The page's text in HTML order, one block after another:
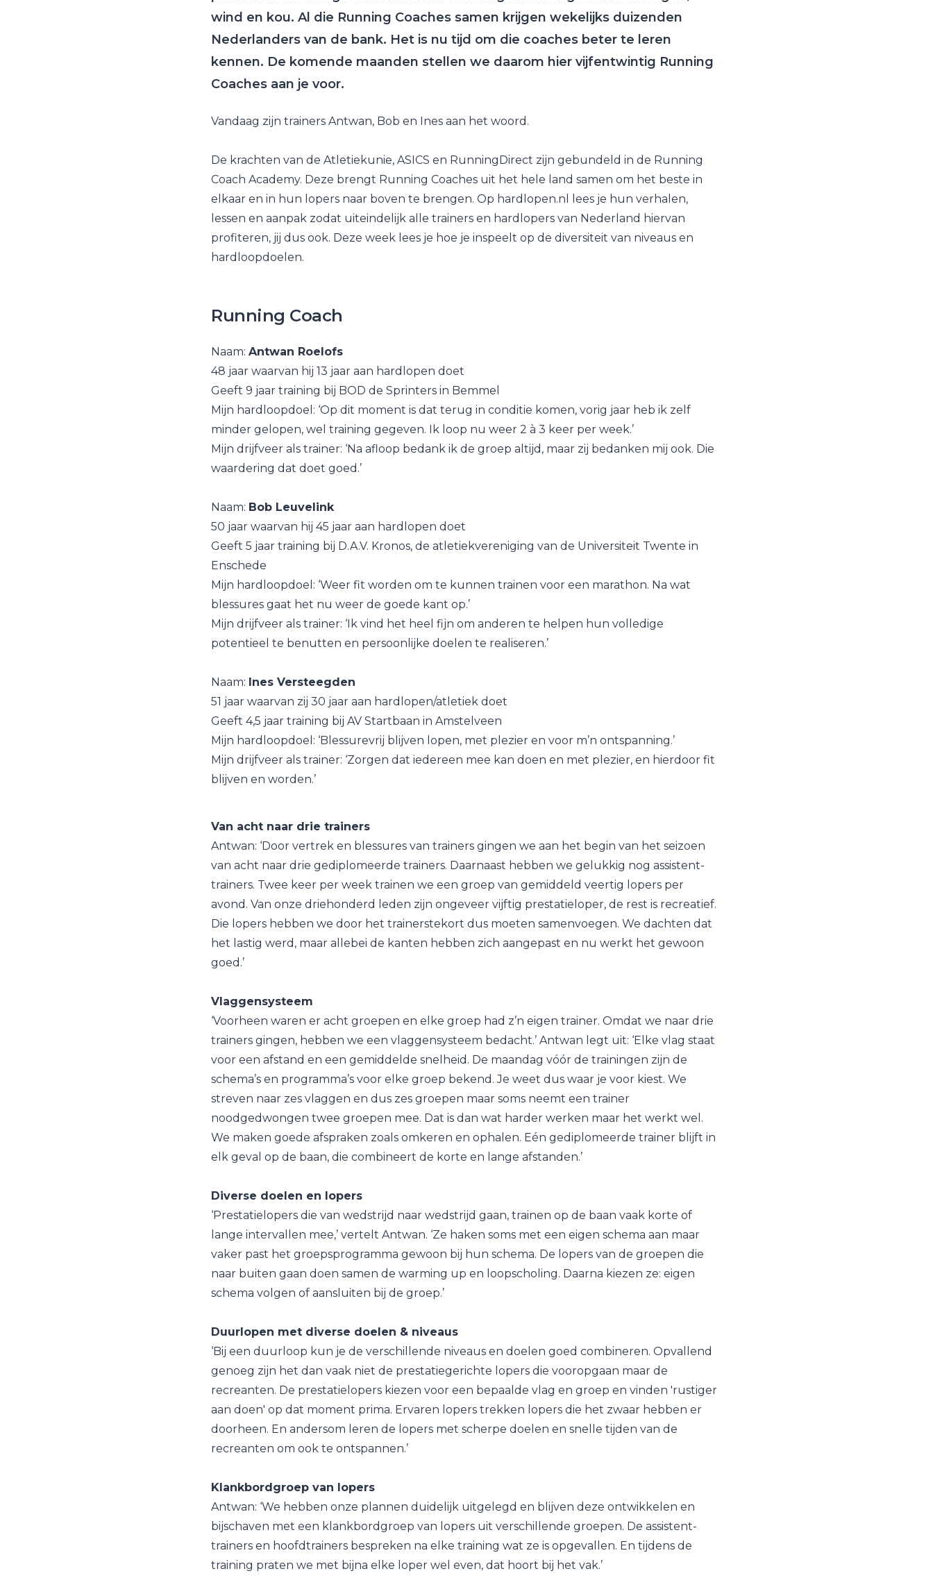
wind en kou. Al die Running Coaches samen krijgen wekelijks duizenden
Nederlanders van de bank. Het is nu tijd om die coaches beter te leren
kennen. De komende maanden stellen we daarom hier vijfentwintig Running
Coaches aan je voor.
Vandaag zijn trainers Antwan, Bob en Ines aan het woord.
De krachten van de Atletiekunie, ASICS en RunningDirect zijn gebundeld in de Running
Coach Academy. Deze brengt Running Coaches uit het hele land samen om het beste in
elkaar en in hun lopers naar boven te brengen. Op hardlopen.nl lees je hun verhalen,
lessen en aanpak zodat uiteindelijk alle trainers en hardlopers van Nederland hiervan
profiteren, jij dus ook. Deze week lees je hoe je inspeelt op de diversiteit van niveaus en
hardloopdoelen.
Running Coach
Naam: Antwan Roelofs
48 jaar waarvan hij 13 jaar aan hardlopen doet
Geeft 9 jaar training bij BOD de Sprinters in Bemmel
Mijn hardloopdoel: ‘Op dit moment is dat terug in conditie komen, vorig jaar heb ik zelf
minder gelopen, wel training gegeven. Ik loop nu weer 2 à 3 keer per week.’
Mijn drijfveer als trainer: ‘Na afloop bedank ik de groep altijd, maar zij bedanken mij ook. Die
waardering dat doet goed.’
Naam: Bob Leuvelink
50 jaar waarvan hij 45 jaar aan hardlopen doet
Geeft 5 jaar training bij D.A.V. Kronos, de atletiekvereniging van de Universiteit Twente in
Enschede
Mijn hardloopdoel: ‘Weer fit worden om te kunnen trainen voor een marathon. Na wat
blessures gaat het nu weer de goede kant op.’
Mijn drijfveer als trainer: ‘Ik vind het heel fijn om anderen te helpen hun volledige
potentieel te benutten en persoonlijke doelen te realiseren.’
Naam: Ines Versteegden
51 jaar waarvan zij 30 jaar aan hardlopen/atletiek doet
Geeft 4,5 jaar training bij AV Startbaan in Amstelveen
Mijn hardloopdoel: ‘Blessurevrij blijven lopen, met plezier en voor m’n ontspanning.’
Mijn drijfveer als trainer: ‘Zorgen dat iedereen mee kan doen en met plezier, en hierdoor fit
blijven en worden.’
Van acht naar drie trainers
Antwan: ‘Door vertrek en blessures van trainers gingen we aan het begin van het seizoen
van acht naar drie gediplomeerde trainers. Daarnaast hebben we gelukkig nog assistent-
trainers. Twee keer per week trainen we een groep van gemiddeld veertig lopers per
avond. Van onze driehonderd leden zijn ongeveer vijftig prestatieloper, de rest is recreatief.
Die lopers hebben we door het trainerstekort dus moeten samenvoegen. We dachten dat
het lastig werd, maar allebei de kanten hebben zich aangepast en nu werkt het gewoon
goed.’
Vlaggensysteem
‘Voorheen waren er acht groepen en elke groep had z’n eigen trainer. Omdat we naar drie
trainers gingen, hebben we een vlaggensysteem bedacht.’ Antwan legt uit: ‘Elke vlag staat
voor een afstand en een gemiddelde snelheid. De maandag vóór de trainingen zijn de
schema’s en programma’s voor elke groep bekend. Je weet dus waar je voor kiest. We
streven naar zes vlaggen en dus zes groepen maar soms neemt een trainer
noodgedwongen twee groepen mee. Dat is dan wat harder werken maar het werkt wel.
We maken goede afspraken zoals omkeren en ophalen. Eén gediplomeerde trainer blijft in
elk geval op de baan, die combineert de korte en lange afstanden.’
Diverse doelen en lopers
‘Prestatielopers die van wedstrijd naar wedstrijd gaan, trainen op de baan vaak korte of
lange intervallen mee,’ vertelt Antwan. ‘Ze haken soms met een eigen schema aan maar
vaker past het groepsprogramma gewoon bij hun schema. De lopers van de groepen die
naar buiten gaan doen samen de warming up en loopscholing. Daarna kiezen ze: eigen
schema volgen of aansluiten bij de groep.’
Duurlopen met diverse doelen & niveaus
‘Bij een duurloop kun je de verschillende niveaus en doelen goed combineren. Opvallend
genoeg zijn het dan vaak niet de prestatiegerichte lopers die vooropgaan maar de
recreanten. De prestatielopers kiezen voor een bepaalde vlag en groep en vinden 'rustiger
aan doen' op dat moment prima. Ervaren lopers trekken lopers die het zwaar hebben er
doorheen. En andersom leren de lopers met scherpe doelen en snelle tijden van de
recreanten om ook te ontspannen.’
Klankbordgroep van lopers
Antwan: ‘We hebben onze plannen duidelijk uitgelegd en blijven deze ontwikkelen en
bijschaven met een klankbordgroep van lopers uit verschillende groepen. De assistent-
trainers en hoofdtrainers bespreken na elke training wat ze is opgevallen. En tijdens de
training praten we met bijna elke loper wel even, dat hoort bij het vak.’